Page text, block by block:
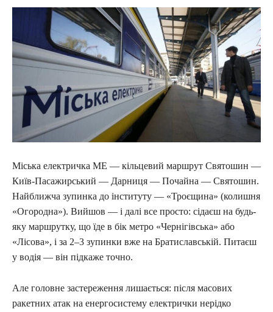
Міська електричка МЕ — кільцевий маршрут Святошин —
Київ-Пасажирський — Дарниця — Почайна — Святошин.
Найближча зупинка до інституту — «Троєщина» (колишня
«Огородна»). Вийшов — і далі все просто: сідаєш на будь-
яку маршрутку, що їде в бік метро «Чернігівська» або
«Лісова», і за 2–3 зупинки вже на Братиславській. Питаєш
у водія — він підкаже точно.
Але головне застереження лишається: після масових
ракетних атак на енергосистему електрички нерідко